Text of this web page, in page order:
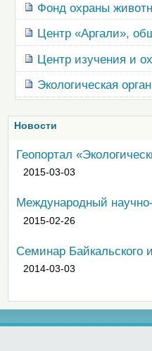
Фонд охраны
Центр «Аргали»,
Центр изучения и
Экологическая
Новости
Геопортал
2015-03-03
Международный
2015-02-26
Семинар Байкальского
2014-03-03